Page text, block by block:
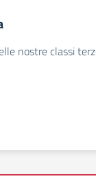
nostre classi